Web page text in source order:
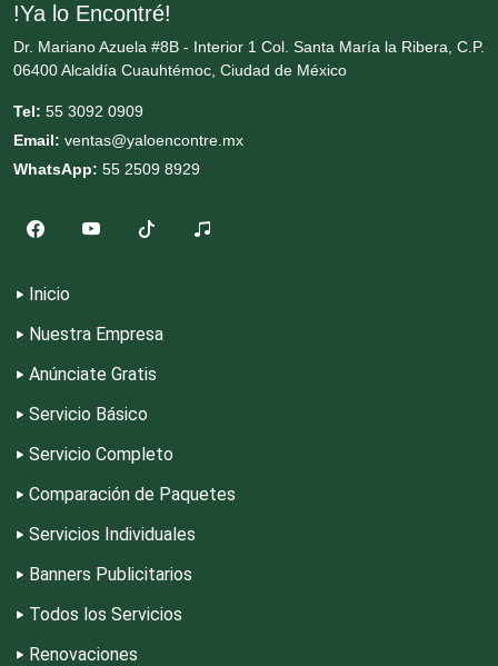
Cremerías y Salchichonerías
Cristalerías
Dentistas
Deportes
Desarrollo de Software
!Ya lo Encontré!
Dr. Mariano Azuela #8B - Interior 1 Col. Santa María la Ribera, C.P.
06400 Alcaldía Cuauhtémoc, Ciudad de México
Tel: 55 3092 0909
Email: ventas@yaloencontre.mx
WhatsApp: 55 2509 8929
Inicio
Nuestra Empresa
Anúnciate Gratis
Servicio Básico
Servicio Completo
Comparación de Paquetes
Servicios Individuales
Banners Publicitarios
Todos los Servicios
Renovaciones